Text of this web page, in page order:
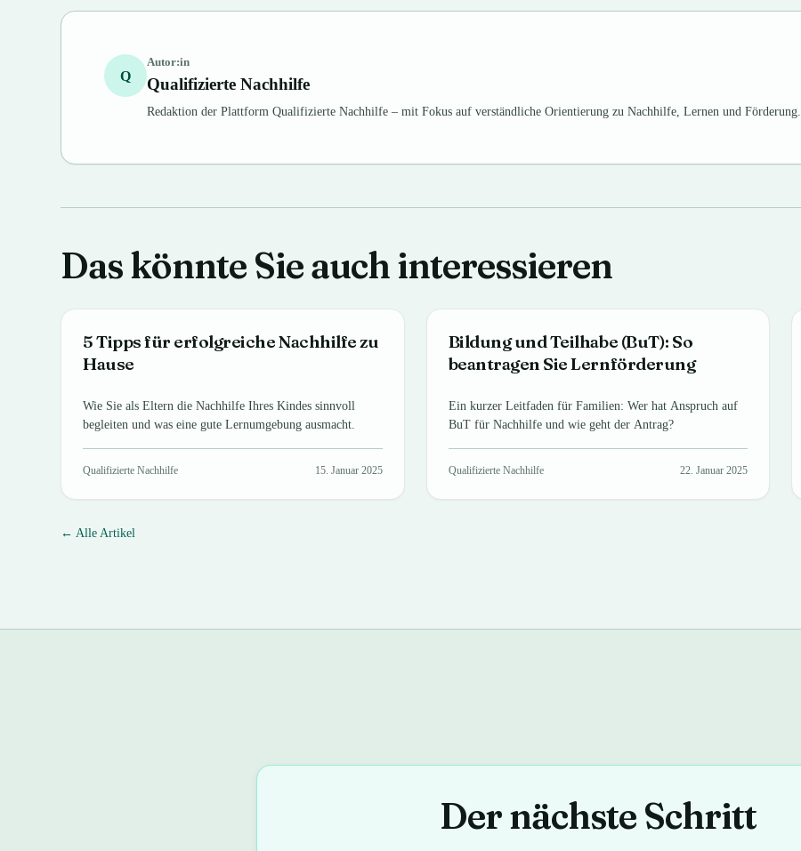
Q
Autor:in
Qualifizierte Nachhilfe
Redaktion der Plattform Qualifizierte Nachhilfe – mit Fokus auf verständliche Orientierung zu Nachhilfe, Lernen und Förderung.
Das könnte Sie auch interessieren
5 Tipps für erfolgreiche Nachhilfe zu
Hause
Wie Sie als Eltern die Nachhilfe Ihres Kindes sinnvoll
begleiten und was eine gute Lernumgebung ausmacht.
Qualifizierte Nachhilfe 15. Januar 2025
Bildung und Teilhabe (BuT): So
beantragen Sie Lernförderung
Ein kurzer Leitfaden für Familien: Wer hat Anspruch auf
BuT für Nachhilfe und wie geht der Antrag?
Qualifizierte Nachhilfe 22. Januar 2025
← Alle Artikel
Der nächste Schritt